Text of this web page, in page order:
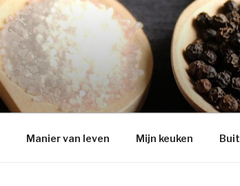
Manier van leven Mijn keuken